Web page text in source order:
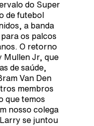
do Super
de futebol
a banda
os palcos
O retorno
Mullen Jr, que
de saúde,
Van Den
membros
que temos
nosso colega
se juntou